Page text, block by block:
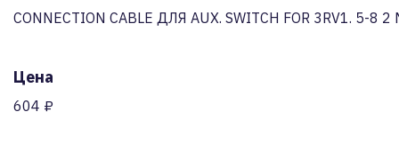
CONNECTION CABLE ДЛЯ AUX. SWITCH FOR 3RV1. 5-8
Цена
604 ₽